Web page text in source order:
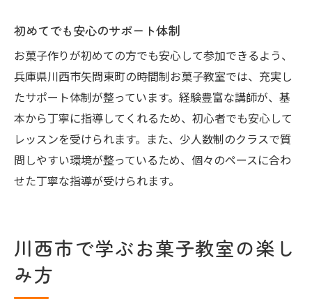
初めての方も安心のサポート
川西市で始めるお菓子作りの第一歩
お菓子教室で得られる自信と技術
時間を有効活用できるレッスン
初めてでも安心のサポート体制
お菓子作りが初めての方でも安心して参加できるよう、
兵庫県川西市矢問東町の時間制お菓子教室では、充実し
たサポート体制が整っています。経験豊富な講師が、基
本から丁寧に指導してくれるため、初心者でも安心して
レッスンを受けられます。また、少人数制のクラスで質
問しやすい環境が整っているため、個々のペースに合わ
せた丁寧な指導が受けられます。
川西市で学ぶお菓子教室の楽し
み方